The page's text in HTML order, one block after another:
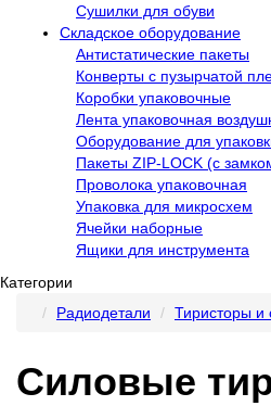
Сушилки для обуви
Складское оборудование
Антистатические пакеты
Конверты с пузырчатой
Коробки упаковочные
Лента упаковочная
Оборудование для
Пакеты ZIP-LOCK (с
Проволока упаковочная
Упаковка для микросхем
Ячейки наборные
Ящики для инструмента
Категории
Радиодетали
Тиристоры и
Силовые